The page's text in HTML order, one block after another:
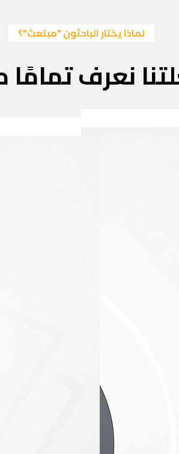
لماذا يختار الباحثون "مبتعث"؟
نعرف